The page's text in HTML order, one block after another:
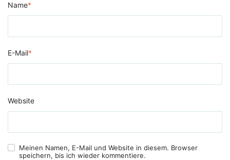
Name*
E-Mail*
Website
Meinen Namen, E-Mail und Website in diesem. Browser
speichern, bis ich wieder kommentiere.